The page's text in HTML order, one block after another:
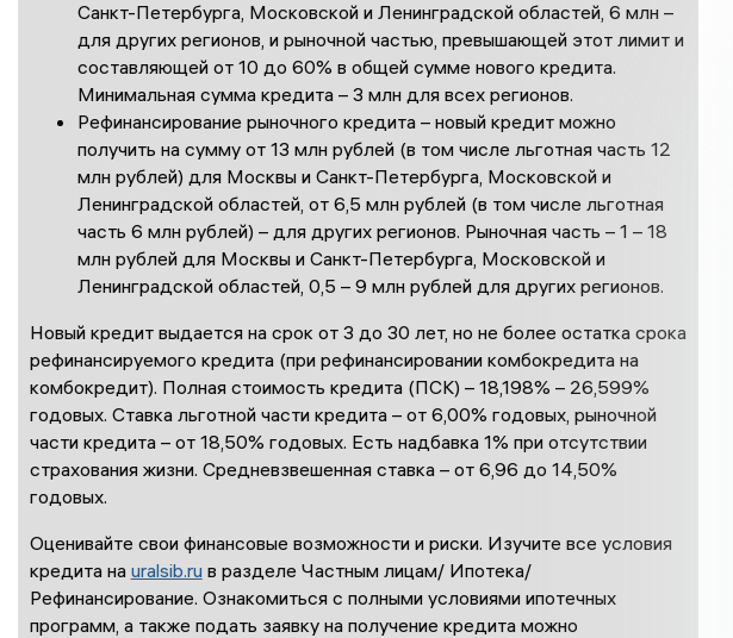
Санкт-Петербурга, Московской и Ленинградской областей, 6 млн –
для других регионов, и рыночной частью, превышающей этот лимит и
составляющей от 10 до 60% в общей сумме нового кредита.
Минимальная сумма кредита – 3 млн для всех регионов.
Рефинансирование рыночного кредита – новый кредит можно
получить на сумму от 13 млн рублей (в том числе льготная часть 12
млн рублей) для Москвы и Санкт-Петербурга, Московской и
Ленинградской областей, от 6,5 млн рублей (в том числе льготная
часть 6 млн рублей) – для других регионов. Рыночная часть – 1 – 18
млн рублей для Москвы и Санкт-Петербурга, Московской и
Ленинградской областей, 0,5 – 9 млн рублей для других регионов.
Новый кредит выдается на срок от 3 до 30 лет, но не более остатка срока
рефинансируемого кредита (при рефинансировании комбокредита на
комбокредит). Полная стоимость кредита (ПСК) – 18,198% – 26,599%
годовых. Ставка льготной части кредита – от 6,00% годовых, рыночной
части кредита – от 18,50% годовых. Есть надбавка 1% при отсутствии
страхования жизни. Средневзвешенная ставка – от 6,96 до 14,50%
годовых.
Оценивайте свои финансовые возможности и риски. Изучите все условия
кредита на uralsib.ru в разделе Частным лицам/ Ипотека/
Рефинансирование. Ознакомиться с полными условиями ипотечных
программ, а также подать заявку на получение кредита можно